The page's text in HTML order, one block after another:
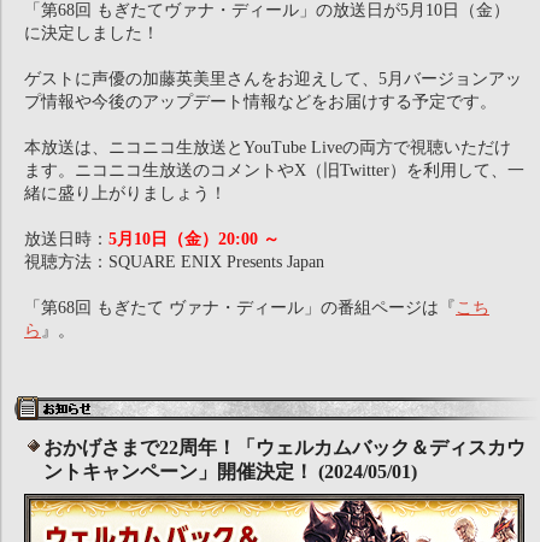
「第68回 もぎたてヴァナ・ディール」の放送日が5月10日（金）
に決定しました！
ゲストに声優の加藤英美里さんをお迎えして、5月バージョンアッ
プ情報や今後のアップデート情報などをお届けする予定です。
本放送は、ニコニコ生放送とYouTube Liveの両方で視聴いただけ
ます。ニコニコ生放送のコメントやX（旧Twitter）を利用して、一
緒に盛り上がりましょう！
放送日時： 5月10日（金）20:00 ～
視聴方法：SQUARE ENIX Presents Japan
「第68回 もぎたて ヴァナ・ディール」の番組ページは『 こち
ら 』。
おかげさまで22周年！「ウェルカムバック＆ディスカウ
ントキャンペーン」開催決定！ (2024/05/01)